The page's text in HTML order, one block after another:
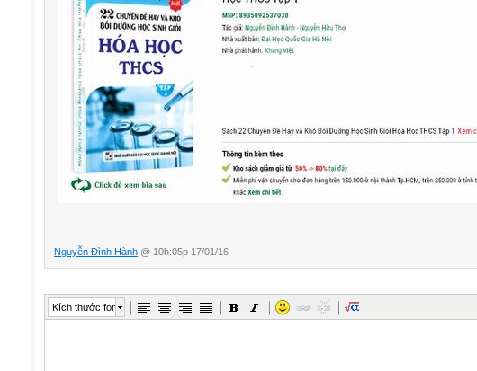
Nguyễn Đình Hành @ 10h:05p 17/01/16
Kích thước font